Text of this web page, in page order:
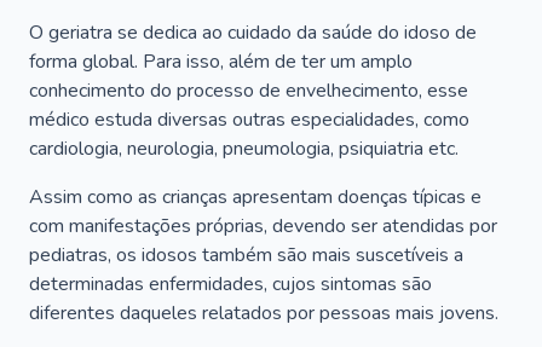
O geriatra se dedica ao cuidado da saúde do idoso de
forma global. Para isso, além de ter um amplo
conhecimento do processo de envelhecimento, esse
médico estuda diversas outras especialidades, como
cardiologia, neurologia, pneumologia, psiquiatria etc.
Assim como as crianças apresentam doenças típicas e
com manifestações próprias, devendo ser atendidas por
pediatras, os idosos também são mais suscetíveis a
determinadas enfermidades, cujos sintomas são
diferentes daqueles relatados por pessoas mais jovens.